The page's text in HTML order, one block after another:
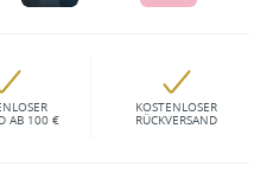
AB 100 €
KOSTENLOSER
RÜCKVERSAND